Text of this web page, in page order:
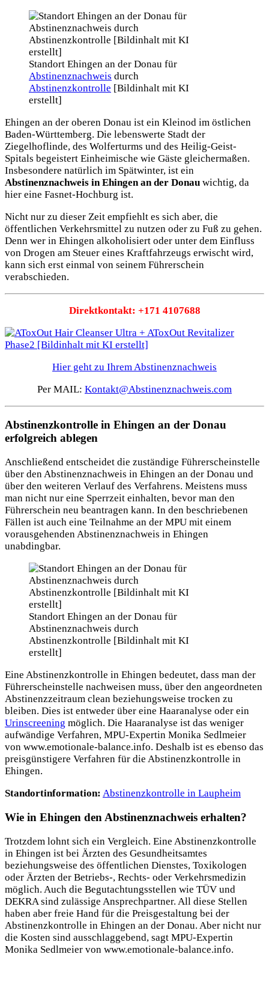
Standort Ehingen an der Donau für
Abstinenznachweis durch
Abstinenzkontrolle [Bildinhalt mit KI
erstellt]
Ehingen an der oberen Donau ist ein Kleinod im östlichen
Baden-Württemberg. Die lebenswerte Stadt der
Ziegelhoflinde, des Wolferturms und des Heilig-Geist-
Spitals begeistert Einheimische wie Gäste gleichermaßen.
Insbesondere natürlich im Spätwinter, ist ein
Abstinenznachweis in Ehingen an der Donau wichtig, da
hier eine Fasnet-Hochburg ist.
Nicht nur zu dieser Zeit empfiehlt es sich aber, die
öffentlichen Verkehrsmittel zu nutzen oder zu Fuß zu gehen.
Denn wer in Ehingen alkoholisiert oder unter dem Einfluss
von Drogen am Steuer eines Kraftfahrzeugs erwischt wird,
kann sich erst einmal von seinem Führerschein
verabschieden.
Direktkontakt: +171 4107688
Hier geht zu Ihrem Abstinenznachweis
Per MAIL: Kontakt@Abstinenznachweis.com
Abstinenzkontrolle in Ehingen an der Donau
erfolgreich ablegen
Anschließend entscheidet die zuständige Führerscheinstelle
über den Abstinenznachweis in Ehingen an der Donau und
über den weiteren Verlauf des Verfahrens. Meistens muss
man nicht nur eine Sperrzeit einhalten, bevor man den
Führerschein neu beantragen kann. In den beschriebenen
Fällen ist auch eine Teilnahme an der MPU mit einem
vorausgehenden Abstinenznachweis in Ehingen
unabdingbar.
Standort Ehingen an der Donau für
Abstinenznachweis durch
Abstinenzkontrolle [Bildinhalt mit KI
erstellt]
Eine Abstinenzkontrolle in Ehingen bedeutet, dass man der
Führerscheinstelle nachweisen muss, über den angeordneten
Abstinenzzeitraum clean beziehungsweise trocken zu
bleiben. Dies ist entweder über eine Haaranalyse oder ein
Urinscreening möglich. Die Haaranalyse ist das weniger
aufwändige Verfahren, MPU-Expertin Monika Sedlmeier
von www.emotionale-balance.info. Deshalb ist es ebenso das
preisgünstigere Verfahren für die Abstinenzkontrolle in
Ehingen.
Standortinformation: Abstinenzkontrolle in Laupheim
Wie in Ehingen den Abstinenznachweis erhalten?
Trotzdem lohnt sich ein Vergleich. Eine Abstinenzkontrolle
in Ehingen ist bei Ärzten des Gesundheitsamtes
beziehungsweise des öffentlichen Dienstes, Toxikologen
oder Ärzten der Betriebs-, Rechts- oder Verkehrsmedizin
möglich. Auch die Begutachtungsstellen wie TÜV und
DEKRA sind zulässige Ansprechpartner. All diese Stellen
haben aber freie Hand für die Preisgestaltung bei der
Abstinenzkontrolle in Ehingen an der Donau. Aber nicht nur
die Kosten sind ausschlaggebend, sagt MPU-Expertin
Monika Sedlmeier von www.emotionale-balance.info.